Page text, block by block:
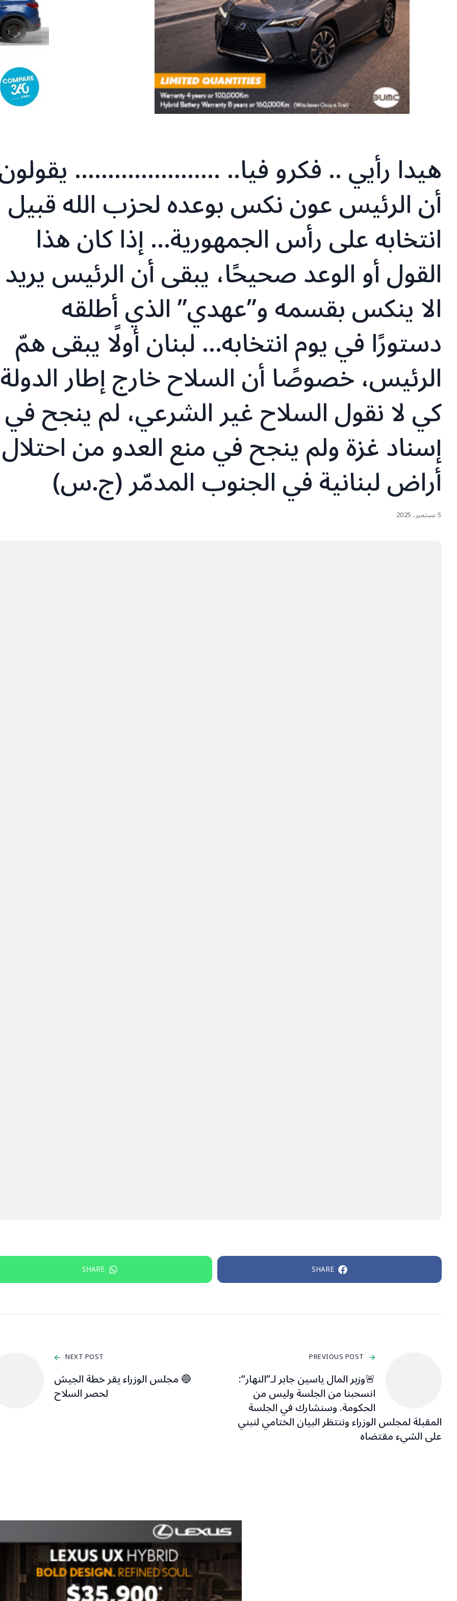
هيدا رأيي .. فكرو فيا.. ………………….
أن الرئيس عون نكس بوعده لحزب الله قبيل
انتخابه على رأس الجمهورية… إذا كان هذا
القول أو الوعد صحيحًا، يبقى أن الرئيس يريد
الا ينكس بقسمه و”عهدي” الذي أطلقه
دستورًا في يوم انتخابه… لبنان أولًا يبقى همّ
الرئيس، خصوصًا أن السلاح خارج إطار
كي لا نقول السلاح غير الشرعي، لم ينجح في
إسناد غزة ولم ينجح في منع العدو من احتلال
أراض لبنانية في الجنوب المدمّر (ج.س)
5 سبتمبر، 2025
SHARE
SHARE
PREVIOUS POST
🚨وزير المال ياسين جابر لـ”النهار”:
انسحبنا من الجلسة وليس من
الحكومة. وسنشارك في الجلسة
المقبلة لمجلس الوزراء وننتظر البيان الختامي لنبني
على الشيء مقتضاه
NEXT POST
🔵 مجلس الوزراء يقر خطة الجيش
لحصر السلاح